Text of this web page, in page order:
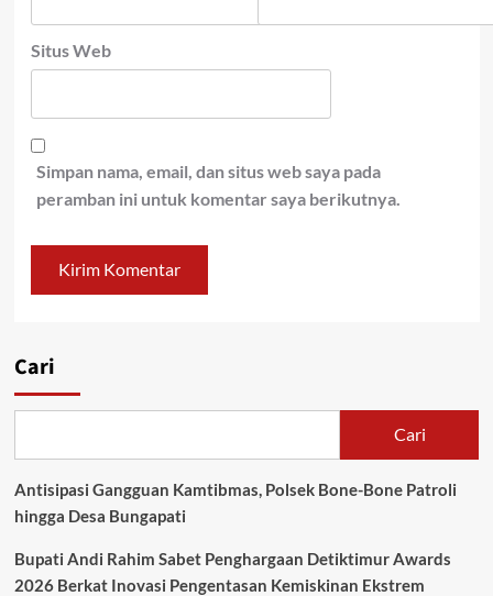
Situs Web
Simpan nama, email, dan situs web saya pada
peramban ini untuk komentar saya berikutnya.
Cari
Cari
Antisipasi Gangguan Kamtibmas, Polsek Bone-Bone Patroli
hingga Desa Bungapati
Bupati Andi Rahim Sabet Penghargaan Detiktimur Awards
2026 Berkat Inovasi Pengentasan Kemiskinan Ekstrem